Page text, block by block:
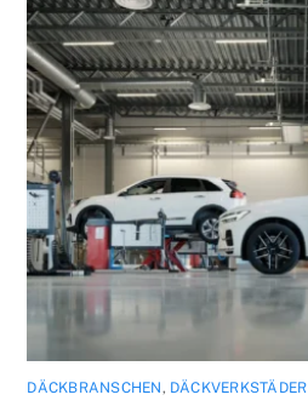
DÄCKBRANSCHEN, DÄCKVERKSTÄDER